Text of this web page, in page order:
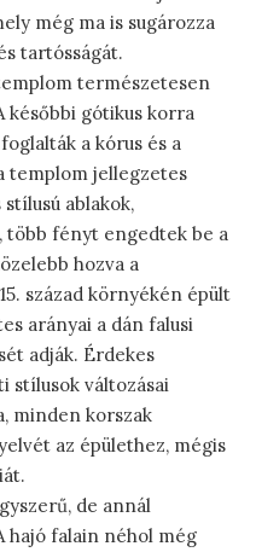
még ma is sugározza
tartósságát.
természetesen
későbbi gótikus korra
a kórus és a
templom jellegzetes
ablakok,
több fényt engedtek be a
hozva a
század környékén épült
arányai a dán falusi
adják. Érdekes
stílusok változásai
minden korszak
az épülethez, mégis
de annál
hajó falain néhol még